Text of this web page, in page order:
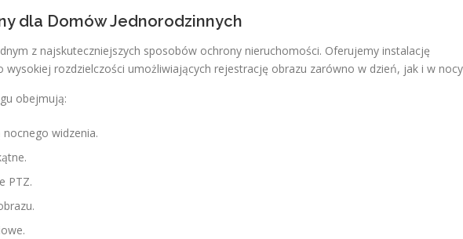
dla Domów Jednorodzinnych
z najskuteczniejszych sposobów ochrony nieruchomości. Oferujemy instalację
wysokiej rozdzielczości umożliwiających rejestrację obrazu zarówno w dzień, jak i w
obejmują:
widzenia.
PTZ.